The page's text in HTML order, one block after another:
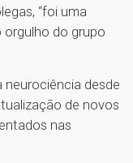
“foi uma
orgulho do grupo
neurociência desde
de novos
nas